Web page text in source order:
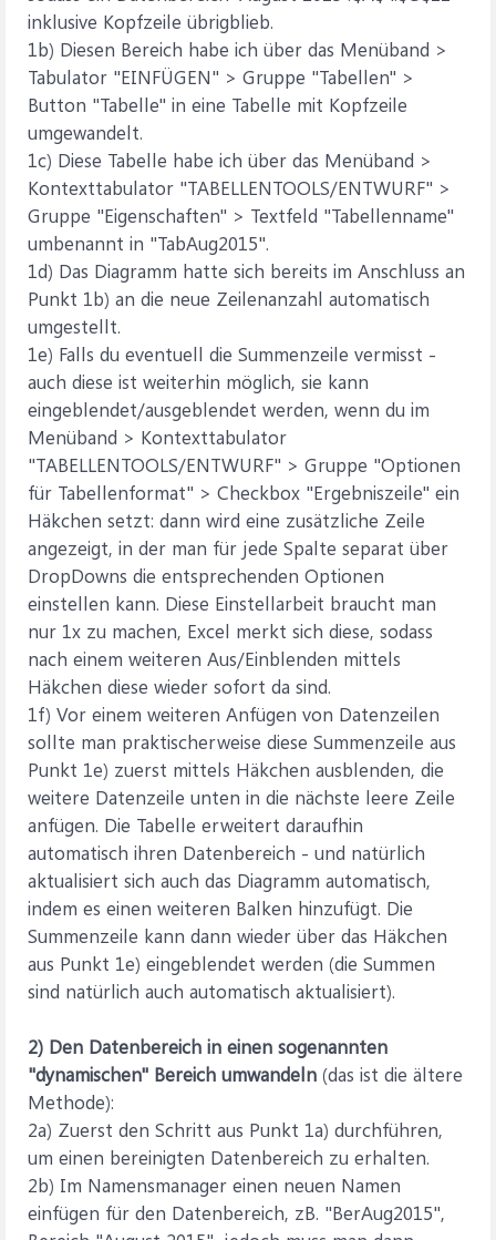
inklusive Kopfzeile übrigblieb.
1b) Diesen Bereich habe ich über das Menüband >
Tabulator "EINFÜGEN" > Gruppe "Tabellen" >
Button "Tabelle" in eine Tabelle mit Kopfzeile
umgewandelt.
1c) Diese Tabelle habe ich über das Menüband >
Kontexttabulator "TABELLENTOOLS/ENTWURF" >
Gruppe "Eigenschaften" > Textfeld "Tabellenname"
umbenannt in "TabAug2015".
1d) Das Diagramm hatte sich bereits im Anschluss an
Punkt 1b) an die neue Zeilenanzahl automatisch
umgestellt.
1e) Falls du eventuell die Summenzeile vermisst -
auch diese ist weiterhin möglich, sie kann
eingeblendet/ausgeblendet werden, wenn du im
Menüband > Kontexttabulator
"TABELLENTOOLS/ENTWURF" > Gruppe "Optionen
für Tabellenformat" > Checkbox "Ergebniszeile" ein
Häkchen setzt: dann wird eine zusätzliche Zeile
angezeigt, in der man für jede Spalte separat über
DropDowns die entsprechenden Optionen
einstellen kann. Diese Einstellarbeit braucht man
nur 1x zu machen, Excel merkt sich diese, sodass
nach einem weiteren Aus/Einblenden mittels
Häkchen diese wieder sofort da sind.
1f) Vor einem weiteren Anfügen von Datenzeilen
sollte man praktischerweise diese Summenzeile aus
Punkt 1e) zuerst mittels Häkchen ausblenden, die
weitere Datenzeile unten in die nächste leere Zeile
anfügen. Die Tabelle erweitert daraufhin
automatisch ihren Datenbereich - und natürlich
aktualisiert sich auch das Diagramm automatisch,
indem es einen weiteren Balken hinzufügt. Die
Summenzeile kann dann wieder über das Häkchen
aus Punkt 1e) eingeblendet werden (die Summen
sind natürlich auch automatisch aktualisiert).
2) Den Datenbereich in einen sogenannten
"dynamischen" Bereich umwandeln (das ist die ältere
Methode):
2a) Zuerst den Schritt aus Punkt 1a) durchführen,
um einen bereinigten Datenbereich zu erhalten.
2b) Im Namensmanager einen neuen Namen
einfügen für den Datenbereich, zB. "BerAug2015",